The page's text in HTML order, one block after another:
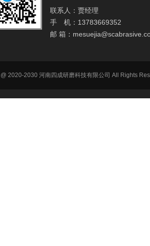
联系人：贾经理
手 机：13783669352
邮 箱：
2020-2030 河南四成研磨科技有限公司 All Rights